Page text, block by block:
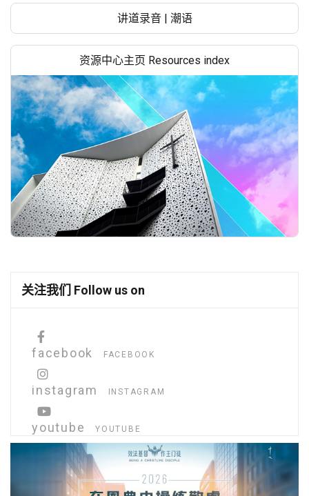
讲道录音 | 潮语
资源中心主页 Resources index
关注我们 Follow us on
facebook FACEBOOK
instagram INSTAGRAM
youtube YOUTUBE